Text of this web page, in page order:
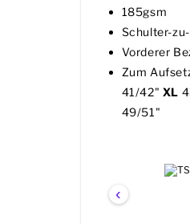
185gsm
Schulter-
Vorderer
Zum
41/42" XL
49/51"
‹